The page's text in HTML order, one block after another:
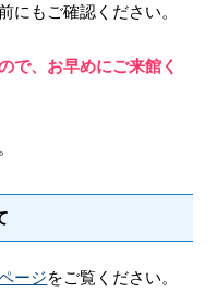
にもご確認ください。
で、お早めにご来館く
ージをご覧ください。